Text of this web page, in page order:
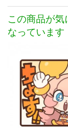
この商品が
なっています